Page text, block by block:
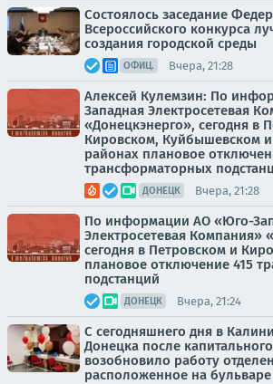
Состоялось заседание
Всероссийского конкурса
создания городской среды
ОФИЦ. Вчера, 21:28
Алексей Кулемзин: По
Западная Электросетевая
«Донецкэнерго», сегодня в
Кировском, Куйбышевском
районах плановое
трансформаторных
ДОНЕЦК Вчера, 21:28
По информации АО «Юго-
Электросетевая Компания»
сегодня в Петровском и
плановое отключение 415
подстанций
ДОНЕЦК Вчера, 21:24
С сегодняшнего дня в
Донецка после
возобновило работу
расположенное на